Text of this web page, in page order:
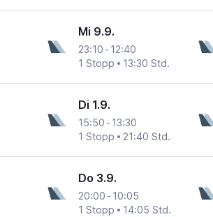
Mi 9.9.
23:10 - 12:40
1 Stopp
13:30 Std.
Di 1.9.
15:50 - 13:30
1 Stopp
21:40 Std.
Do 3.9.
20:00 - 10:05
1 Stopp
14:05 Std.